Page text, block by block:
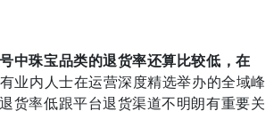
中珠宝品类的退货率还算比较低，在
业内人士在运营深度精选举办的全域峰
货率低跟平台退货渠道不明朗有重要关